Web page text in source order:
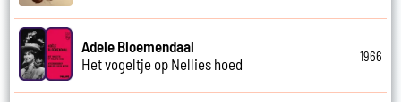
Adele Bloemendaal
Het vogeltje op Nellies hoed
1966